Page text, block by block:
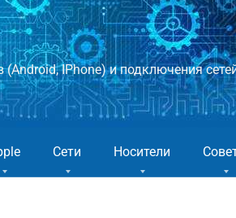
IPhone) и подключения
Сети Носители